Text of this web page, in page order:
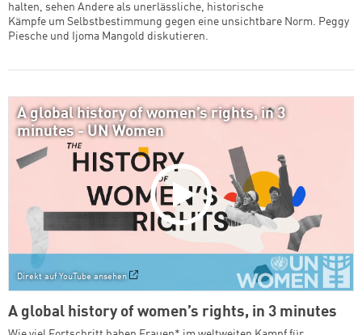
halten, sehen Andere als unerlässliche, historische
Kämpfe um Selbstbestimmung gegen eine unsichtbare Norm. Peggy
Piesche und Ijoma Mangold diskutieren.
A global history of women’s rights, in 3
minutes - UN Women
Direkt auf YouTube ansehen
A global history of women’s rights, in 3 minutes